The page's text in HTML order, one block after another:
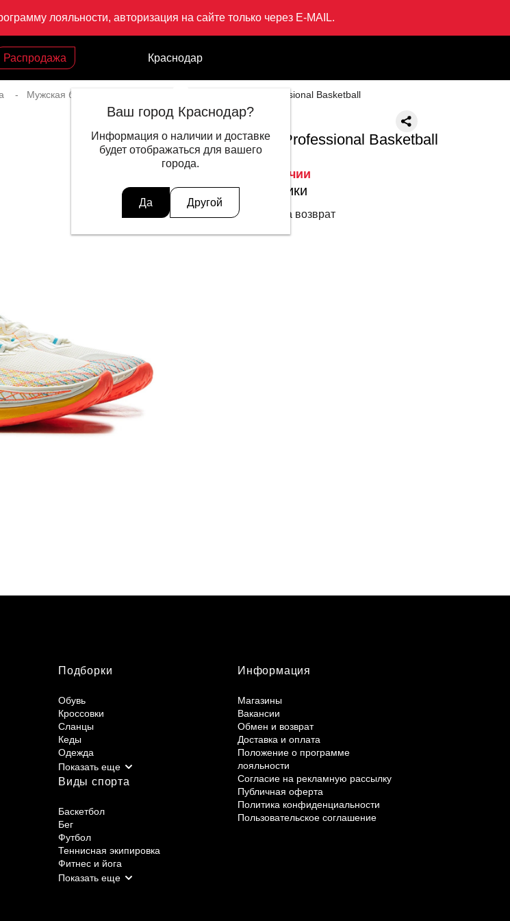
лояльности, авторизация на сайте только через E-MAIL.
Распродажа Краснодар
Ваш город Краснодар?
Информация о наличии и доставке
будет отображаться для вашего
города.
Да Другой
Мужская баскетбольная экипировка Кроссовки Professional Basketball
LI-NING
Кроссовки Professional Basketball
12 999 ₽
Нет в наличии
Характеристики
14 дней на возврат
Подборки
Обувь
Кроссовки
Сланцы
Кеды
Одежда
Виды спорта
Баскетбол
Бег
Футбол
Теннисная экипировка
Фитнес и йога
Информация
Магазины
Вакансии
Обмен и возврат
Доставка и оплата
Положение о программе
лояльности
Согласие на рекламную рассылку
Публичная оферта
Политика конфиденциальности
Пользовательское соглашение